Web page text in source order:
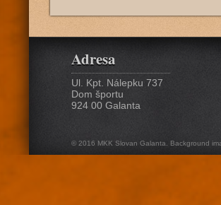
Adresa
Ul. Kpt. Nálepku 737
Dom športu
924 00 Galanta
© 2016 MKK Slovan Galanta. Background